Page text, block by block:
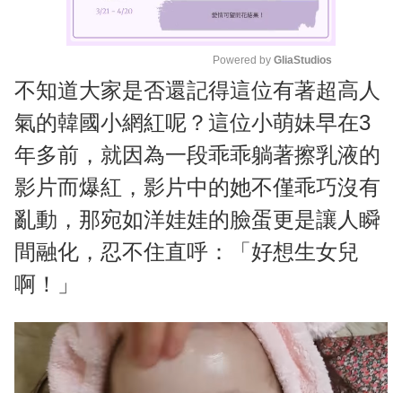
M
u
t
e
Powered by GliaStudios
不知道大家是否還記得這位有著超高人
氣的韓國小網紅呢？這位小萌妹早在3
年多前，就因為一段乖乖躺著擦乳液的
影片而爆紅，影片中的她不僅乖巧沒有
亂動，那宛如洋娃娃的臉蛋更是讓人瞬
間融化，忍不住直呼：「好想生女兒
啊！」